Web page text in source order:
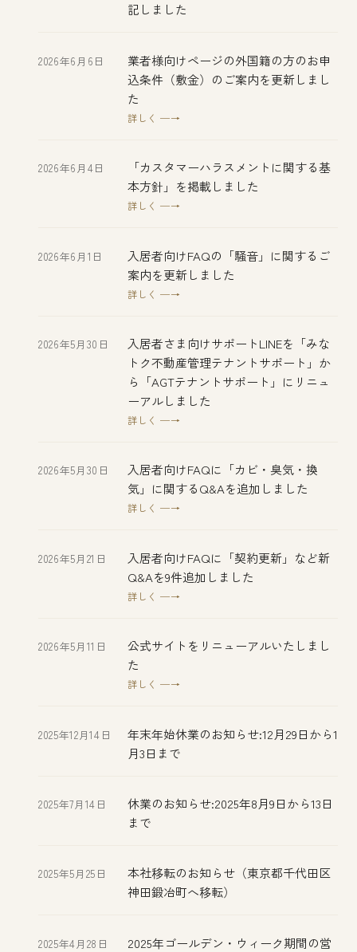
記しました
2026年6月6日
業者様向けページの外国籍の方のお申
込条件（敷金）のご案内を更新しまし
た
詳しく ─→
2026年6月4日
「カスタマーハラスメントに関する基
本方針」を掲載しました
詳しく ─→
2026年6月1日
入居者向けFAQの「騒音」に関するご
案内を更新しました
詳しく ─→
2026年5月30日
入居者さま向けサポートLINEを「みな
トク不動産管理テナントサポート」か
ら「AGTテナントサポート」にリニュ
ーアルしました
詳しく ─→
2026年5月30日
入居者向けFAQに「カビ・臭気・換
気」に関するQ&Aを追加しました
詳しく ─→
2026年5月21日
入居者向けFAQに「契約更新」など新
Q&Aを9件追加しました
詳しく ─→
2026年5月11日
公式サイトをリニューアルいたしまし
た
詳しく ─→
2025年12月14日
年末年始休業のお知らせ:12月29日から1
月3日まで
2025年7月14日
休業のお知らせ:2025年8月9日から13日
まで
2025年5月25日
本社移転のお知らせ（東京都千代田区
神田鍛冶町へ移転）
2025年4月28日 2025年ゴールデン・ウィーク期間の営